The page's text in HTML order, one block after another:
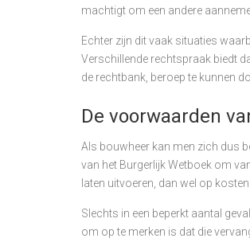
machtigt om een andere
Echter zijn dit vaak situaties
Verschillende rechtspraak biedt
de rechtbank, beroep te kunnen
De voorwaarden
Als bouwheer kan men zich dus
van het Burgerlijk Wetboek om
laten uitvoeren, dan wel op
Slechts in een beperkt aantal
om op te merken is dat die